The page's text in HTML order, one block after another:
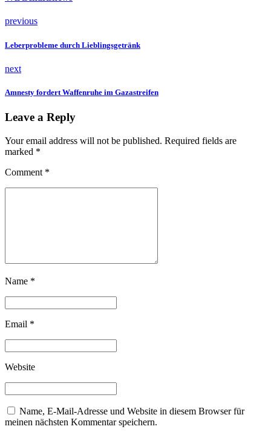
previous
Leberprobleme durch Lieblingsgetränk
next
Amnesty fordert Waffenruhe im Gazastreifen
Leave a Reply
Your email address will not be published. Required fields are
marked *
Comment *
Name *
Email *
Website
Name, E-Mail-Adresse und Website in diesem Browser für
meinen nächsten Kommentar speichern.